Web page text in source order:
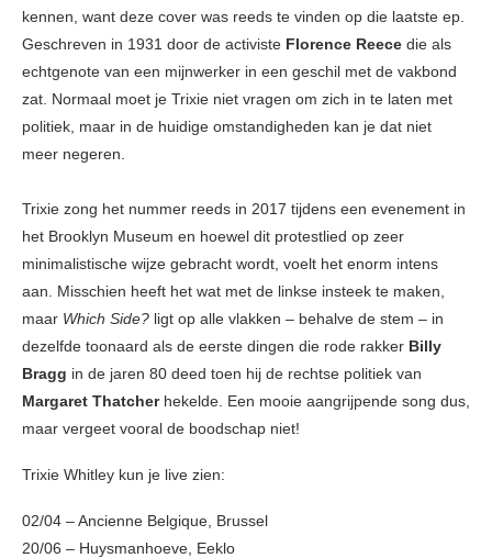
kennen, want deze cover was reeds te vinden op die laatste ep.
Geschreven in 1931 door de activiste Florence Reece die als
echtgenote van een mijnwerker in een geschil met de vakbond
zat. Normaal moet je Trixie niet vragen om zich in te laten met
politiek, maar in de huidige omstandigheden kan je dat niet
meer negeren.
Trixie zong het nummer reeds in 2017 tijdens een evenement in
het Brooklyn Museum en hoewel dit protestlied op zeer
minimalistische wijze gebracht wordt, voelt het enorm intens
aan. Misschien heeft het wat met de linkse insteek te maken,
maar Which Side? ligt op alle vlakken – behalve de stem – in
dezelfde toonaard als de eerste dingen die rode rakker Billy
Bragg in de jaren 80 deed toen hij de rechtse politiek van
Margaret Thatcherhekelde. Een mooie aangrijpende song dus,
maar vergeet vooral de boodschap niet!
Trixie Whitley kun je live zien:
02/04 – Ancienne Belgique, Brussel
20/06 – Huysmanhoeve, Eeklo